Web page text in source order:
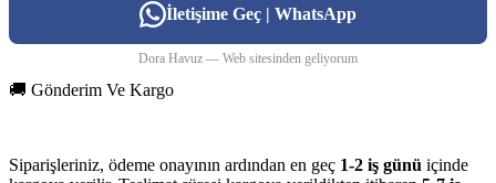
İletişime Geç | WhatsApp
Dora Havuz — Web sitesinden geliyorum
🚚 Gönderim Ve Kargo
Siparişleriniz, ödeme onayının ardından en geç 1-2 iş günü içinde